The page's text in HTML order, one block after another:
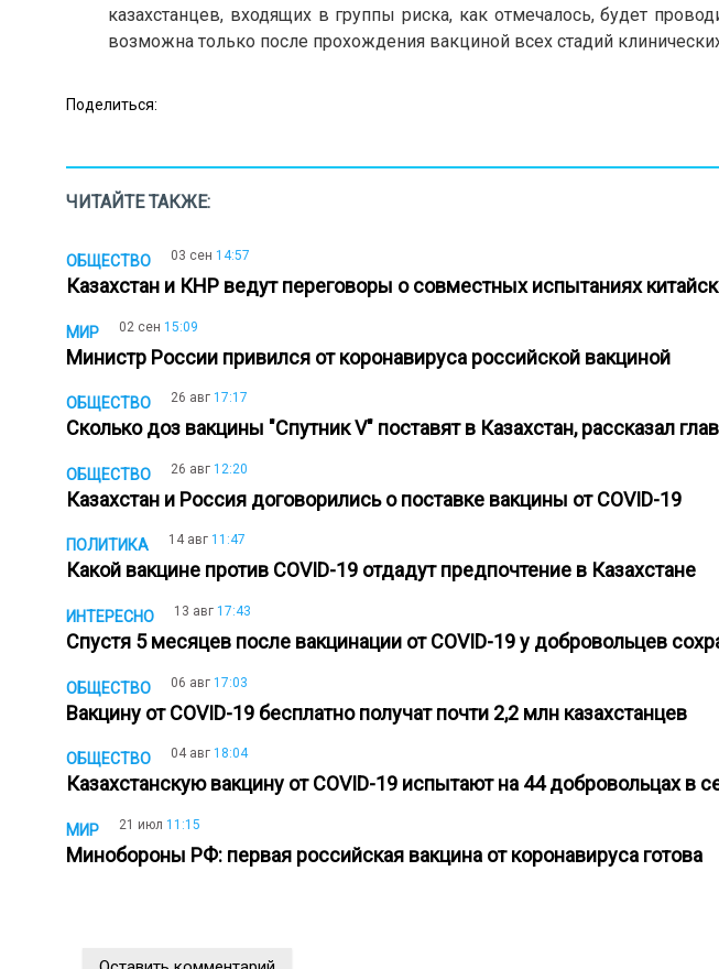
казахстанцев, входящих в группы риска, как отмечалось, будет
возможна только после прохождения вакциной всех стадий
Поделиться:
ЧИТАЙТЕ ТАКЖЕ:
ОБЩЕСТВО 03 сен 14:57
Казахстан и КНР ведут переговоры о совместных испытаниях
МИР 02 сен 15:09
Министр России привился от коронавируса российской вакциной
ОБЩЕСТВО 26 авг 17:17
Сколько доз вакцины "Спутник V" поставят в Казахстан, рассказал
ОБЩЕСТВО 26 авг 12:20
Казахстан и Россия договорились о поставке вакцины от COVID-19
ПОЛИТИКА 14 авг 11:47
Какой вакцине против COVID-19 отдадут предпочтение в Казахстане
ИНТЕРЕСНО 13 авг 17:43
Спустя 5 месяцев после вакцинации от COVID-19 у добровольцев
ОБЩЕСТВО 06 авг 17:03
Вакцину от COVID-19 бесплатно получат почти 2,2 млн казахстанцев
ОБЩЕСТВО 04 авг 18:04
Казахстанскую вакцину от COVID-19 испытают на 44 добровольцах в
МИР 21 июл 11:15
Минобороны РФ: первая российская вакцина от коронавируса готова